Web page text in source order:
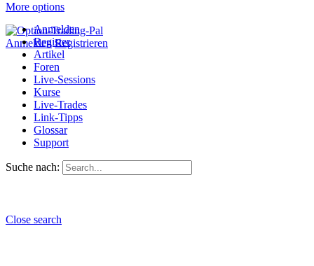
More options
Anmelden Registrieren
Anmelden
Register
Artikel
Foren
Live-Sessions
Kurse
Live-Trades
Link-Tipps
Glossar
Support
Suche nach:
Close search